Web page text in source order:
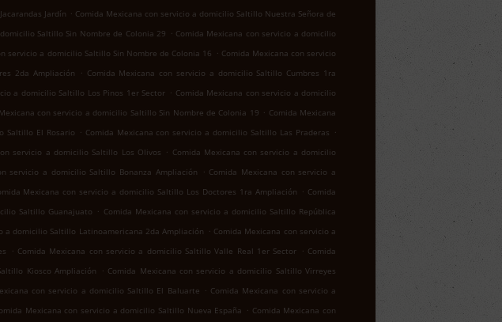
Jardín . Comida Mexicana con servicio a domicilio Saltillo Nuestra Señora de
Saltillo Sin Nombre de Colonia 29 . Comida Mexicana con servicio a domicilio
servicio a domicilio Saltillo Sin Nombre de Colonia 16 . Comida Mexicana con servicio
2da Ampliación . Comida Mexicana con servicio a domicilio Saltillo Cumbres 1ra
a domicilio Saltillo Los Pinos 1er Sector . Comida Mexicana con servicio a domicilio
con servicio a domicilio Saltillo Sin Nombre de Colonia 19 . Comida Mexicana
Saltillo El Rosario . Comida Mexicana con servicio a domicilio Saltillo Las Praderas .
servicio a domicilio Saltillo Los Olivos . Comida Mexicana con servicio a domicilio
servicio a domicilio Saltillo Bonanza Ampliación . Comida Mexicana con servicio a
Mexicana con servicio a domicilio Saltillo Los Doctores 1ra Ampliación . Comida
Saltillo Guanajuato . Comida Mexicana con servicio a domicilio Saltillo República
a domicilio Saltillo Latinoamericana 2da Ampliación . Comida Mexicana con servicio a
. Comida Mexicana con servicio a domicilio Saltillo Valle Real 1er Sector . Comida
Kiosco Ampliación . Comida Mexicana con servicio a domicilio Saltillo Virreyes
con servicio a domicilio Saltillo El Baluarte . Comida Mexicana con servicio a
Mexicana con servicio a domicilio Saltillo Nueva España . Comida Mexicana con